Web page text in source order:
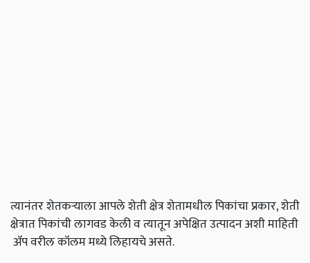
त्यानंतर शेतकऱ्याला आपले शेती क्षेत्र शेतामधील पिकांचा प्रकार, शेती
क्षेत्रात पिकांची लागवड केली व त्यातून अपेक्षित उत्पादन अशी माहिती
ॲप वरील कॉलम मध्ये लिहायचे असते.